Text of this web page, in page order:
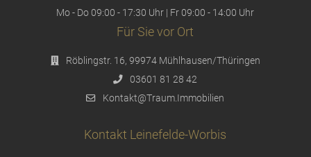
Mo - Do 09:00 - 17:30 Uhr | Fr 09:00 - 14:00 Uhr
Für Sie vor Ort
Röblingstr. 16, 99974 Mühlhausen/Thüringen
03601 81 28 42
Kontakt@Traum.Immobilien
Kontakt Leinefelde-Worbis